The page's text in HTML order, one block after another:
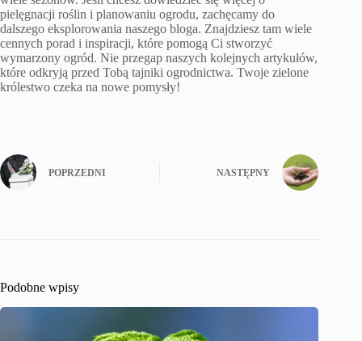
pielęgnacji roślin i planowaniu ogrodu, zachęcamy do
dalszego eksplorowania naszego bloga. Znajdziesz tam wiele
cennych porad i inspiracji, które pomogą Ci stworzyć
wymarzony ogród. Nie przegap naszych kolejnych artykułów,
które odkryją przed Tobą tajniki ogrodnictwa. Twoje zielone
królestwo czeka na nowe pomysły!
POPRZEDNI NASTĘPNY
Podobne wpisy